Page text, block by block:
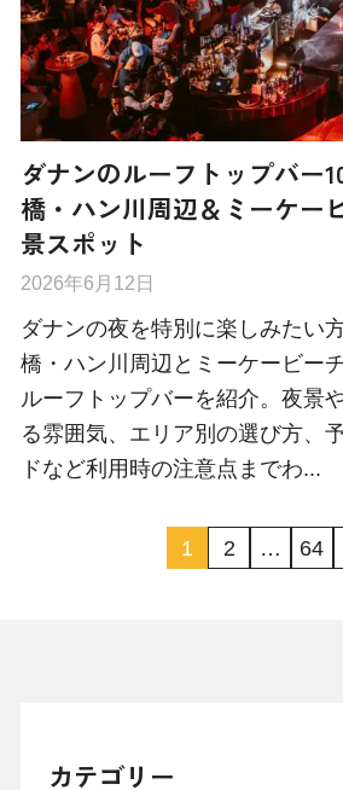
ダナンのルーフトップバー
橋・ハン川周辺＆ミーケー
景スポット
2026年6月12日
ダナンの夜を特別に楽しみたい
橋・ハン川周辺とミーケービー
ルーフトップバーを紹介。夜景
る雰囲気、エリア別の選び方、
ドなど利用時の注意点までわ...
1 2 … 64
カテゴリー